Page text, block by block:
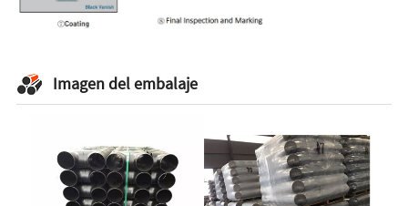
Imagen del embalaje